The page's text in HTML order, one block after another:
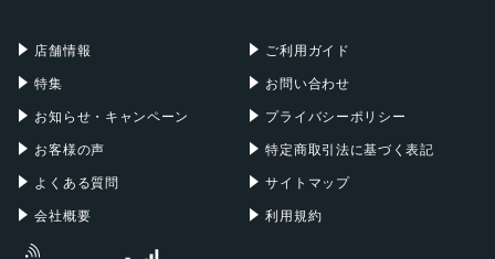
店舗情報
特集
お知らせ・キャンペーン
お客様の声
よくある質問
会社概要
ご利用ガイド
お問い合わせ
プライバシーポリシー
特定商取引法に基づく表記
サイトマップ
利用規約